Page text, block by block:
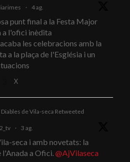
· 4 ag.
punt final a la Festa Major
a l'ofici inèdita
les celebracions amb la
a la plaça de l'Església i un
X
Diables de Vila-seca Retweeted
· 3 ag.
seca i amb novetats: la
l'Anada a Ofici.@AjVilaseca